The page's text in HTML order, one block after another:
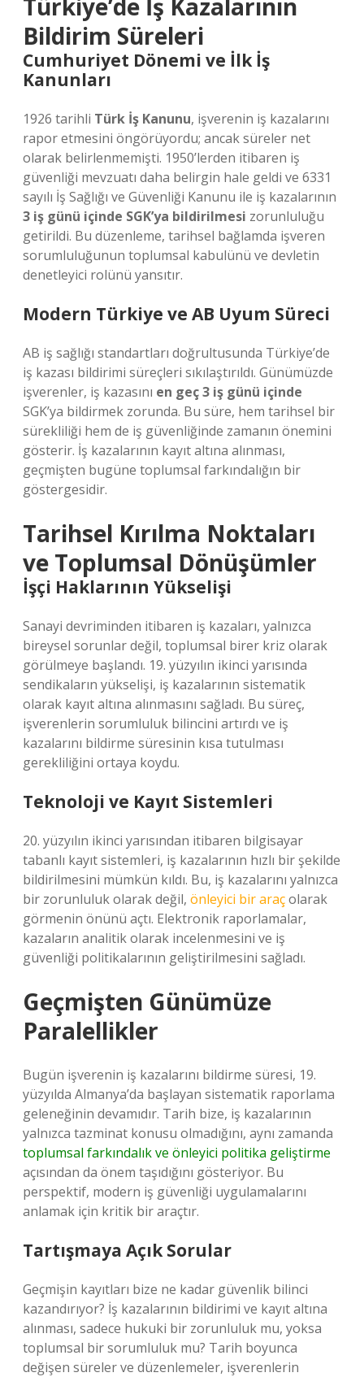
Türkiye’de İş Kazalarının
Bildirim Süreleri
Cumhuriyet Dönemi ve İlk İş
Kanunları
1926 tarihli Türk İş Kanunu, işverenin iş kazalarını
rapor etmesini öngörüyordu; ancak süreler net
olarak belirlenmemişti. 1950’lerden itibaren iş
güvenliği mevzuatı daha belirgin hale geldi ve 6331
sayılı İş Sağlığı ve Güvenliği Kanunu ile iş kazalarının
3 iş günü içinde SGK’ya bildirilmesi zorunluluğu
getirildi. Bu düzenleme, tarihsel bağlamda işveren
sorumluluğunun toplumsal kabulünü ve devletin
denetleyici rolünü yansıtır.
Modern Türkiye ve AB Uyum Süreci
AB iş sağlığı standartları doğrultusunda Türkiye’de
iş kazası bildirimi süreçleri sıkılaştırıldı. Günümüzde
işverenler, iş kazasını en geç 3 iş günü içinde
SGK’ya bildirmek zorunda. Bu süre, hem tarihsel bir
sürekliliği hem de iş güvenliğinde zamanın önemini
gösterir. İş kazalarının kayıt altına alınması,
geçmişten bugüne toplumsal farkındalığın bir
göstergesidir.
Tarihsel Kırılma Noktaları
ve Toplumsal Dönüşümler
İşçi Haklarının Yükselişi
Sanayi devriminden itibaren iş kazaları, yalnızca
bireysel sorunlar değil, toplumsal birer kriz olarak
görülmeye başlandı. 19. yüzyılın ikinci yarısında
sendikaların yükselişi, iş kazalarının sistematik
olarak kayıt altına alınmasını sağladı. Bu süreç,
işverenlerin sorumluluk bilincini artırdı ve iş
kazalarını bildirme süresinin kısa tutulması
gerekliliğini ortaya koydu.
Teknoloji ve Kayıt Sistemleri
20. yüzyılın ikinci yarısından itibaren bilgisayar
tabanlı kayıt sistemleri, iş kazalarının hızlı bir şekilde
bildirilmesini mümkün kıldı. Bu, iş kazalarını yalnızca
bir zorunluluk olarak değil, önleyici bir araçolarak
görmenin önünü açtı. Elektronik raporlamalar,
kazaların analitik olarak incelenmesini ve iş
güvenliği politikalarının geliştirilmesini sağladı.
Geçmişten Günümüze
Paralellikler
Bugün işverenin iş kazalarını bildirme süresi, 19.
yüzyılda Almanya’da başlayan sistematik raporlama
geleneğinin devamıdır. Tarih bize, iş kazalarının
yalnızca tazminat konusu olmadığını, aynı zamanda
toplumsal farkındalık ve önleyici politika geliştirme
açısından da önem taşıdığını gösteriyor. Bu
perspektif, modern iş güvenliği uygulamalarını
anlamak için kritik bir araçtır.
Tartışmaya Açık Sorular
Geçmişin kayıtları bize ne kadar güvenlik bilinci
kazandırıyor? İş kazalarının bildirimi ve kayıt altına
alınması, sadece hukuki bir zorunluluk mu, yoksa
toplumsal bir sorumluluk mu? Tarih boyunca
değişen süreler ve düzenlemeler, işverenlerin